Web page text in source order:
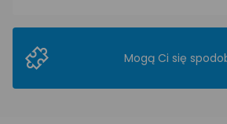
Mogą Ci się